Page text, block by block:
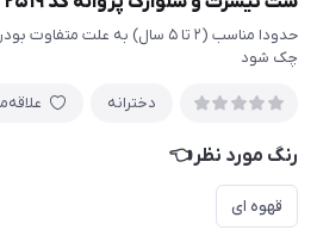
حدودا مناسب (۲ تا ۵ سال) به علت
چک شود
دخترانه
رنگ مورد نظر👈
قهوه ای